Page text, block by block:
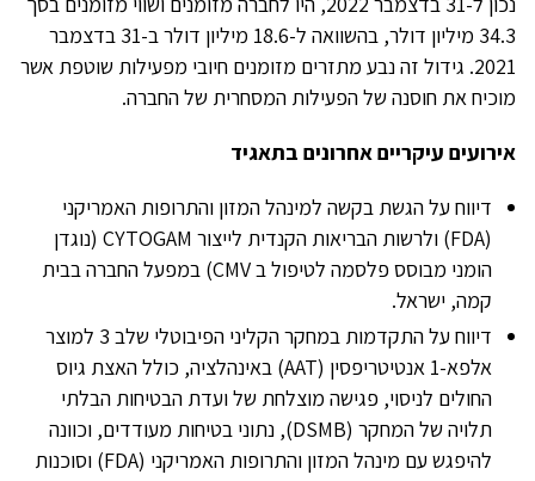
34.3 מיליון דולר, בהשוואה ל-18.6 מיליון דולר ב-31 בדצמבר
2021. גידול זה נבע מתזרים מזומנים חיובי מפעילות שוטפת אשר
מוכיח את חוסנה של הפעילות המסחרית של החברה.
אירועים עיקריים אחרונים בתאגיד
דיווח על הגשת בקשה למינהל המזון והתרופות האמריקני
(FDA) ולרשות הבריאות הקנדית לייצור CYTOGAM (נוגדן
הומני מבוסס פלסמה לטיפול ב CMV) במפעל החברה בבית
קמה, ישראל.
דיווח על התקדמות במחקר הקליני הפיבוטלי שלב 3 למוצר
אלפא-1 אנטיטריפסין (AAT) באינהלציה, כולל האצת גיוס
החולים לניסוי, פגישה מוצלחת של ועדת הבטיחות הבלתי
תלויה של המחקר (DSMB), נתוני בטיחות מעודדים, וכוונה
להיפגש עם מינהל המזון והתרופות האמריקני (FDA) וסוכנות